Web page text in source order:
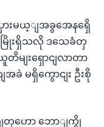
းမယ့ျအခွအေနရှေိ
ာမြိုးရှိသလို ဒသေခံတှ
မျးရှောငျလာတာ
မရှိကွောငျး ဦးစို
ျတှဟော ဘောျကွို